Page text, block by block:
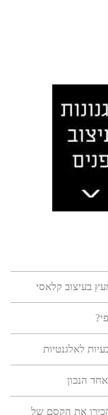
בעיצוב קלאסי
לאלגנטיות
הנכון
את הקסם של